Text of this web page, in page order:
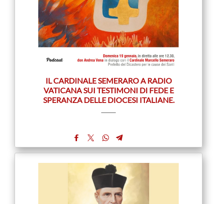
IL CARDINALE SEMERARO A RADIO
VATICANA SUI TESTIMONI DI FEDE E
SPERANZA DELLE DIOCESI ITALIANE.